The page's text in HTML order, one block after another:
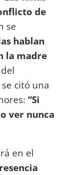
de
se
hablan
la madre
citó una
“Si
ver nunca
en el